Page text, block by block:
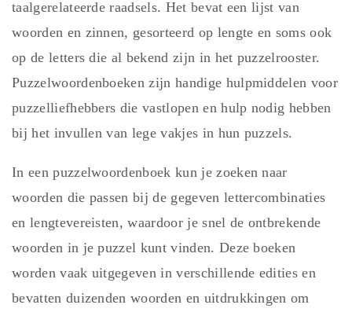
taalgerelateerde raadsels. Het bevat een lijst van
woorden en zinnen, gesorteerd op lengte en soms ook
op de letters die al bekend zijn in het puzzelrooster.
Puzzelwoordenboeken zijn handige hulpmiddelen voor
puzzelliefhebbers die vastlopen en hulp nodig hebben
bij het invullen van lege vakjes in hun puzzels.
In een puzzelwoordenboek kun je zoeken naar
woorden die passen bij de gegeven lettercombinaties
en lengtevereisten, waardoor je snel de ontbrekende
woorden in je puzzel kunt vinden. Deze boeken
worden vaak uitgegeven in verschillende edities en
bevatten duizenden woorden en uitdrukkingen om